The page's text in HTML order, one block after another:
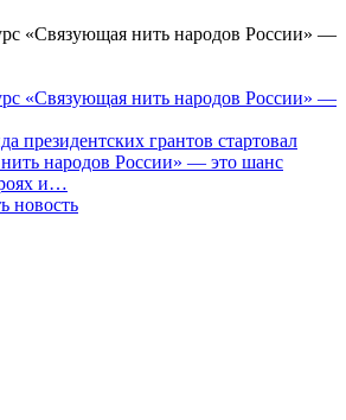
«Связующая нить народов России» —
«Связующая нить народов России» —
президентских грантов стартовал
народов России» — это шанс
и…
новость